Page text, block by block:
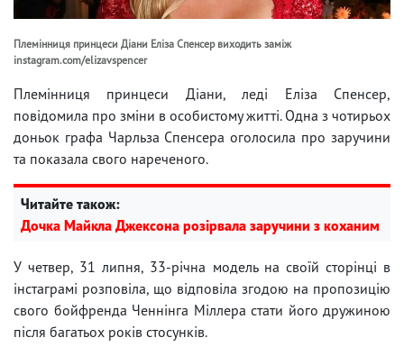
Племінниця принцеси Діани Еліза Спенсер виходить заміж
instagram.com/elizavspencer
Племінниця принцеси Діани, леді Еліза Спенсер,
повідомила про зміни в особистому житті. Одна з чотирьох
доньок графа Чарльза Спенсера оголосила про заручини
та показала свого нареченого.
Читайте також:
Дочка Майкла Джексона розірвала заручини з коханим
У четвер, 31 липня, 33-річна модель на своїй сторінці в
інстаграмі розповіла, що відповіла згодою на пропозицію
свого бойфренда Ченнінга Міллера стати його дружиною
після багатьох років стосунків.